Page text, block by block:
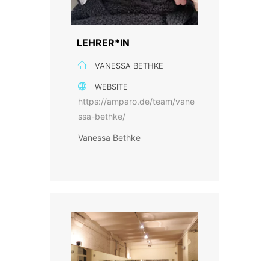
LEHRER*IN
VANESSA BETHKE
WEBSITE
https://amparo.de/team/vane
ssa-bethke/
Vanessa Bethke